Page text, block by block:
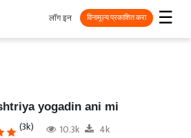
☰
लॉग इन विनामूल्य प्रकाशित करा
yogadin ani mi
(3k) 10.3k 4k